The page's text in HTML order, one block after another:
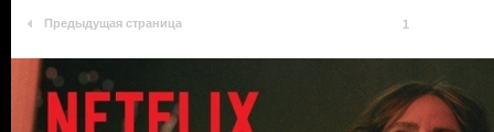
Предыдущая страница 1